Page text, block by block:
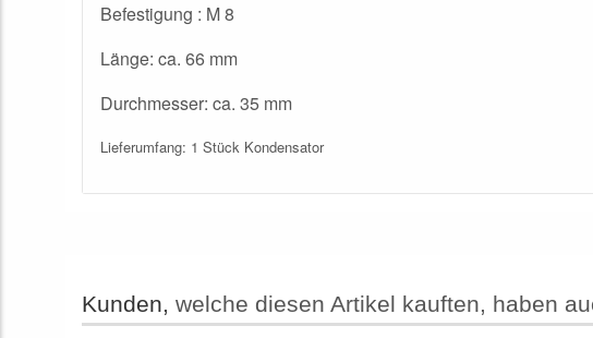
Befestigung : M 8
Länge: ca. 66 mm
Durchmesser: ca. 35 mm
Lieferumfang: 1 Stück Kondensator
Kunden, welche diesen Artikel kauften, haben